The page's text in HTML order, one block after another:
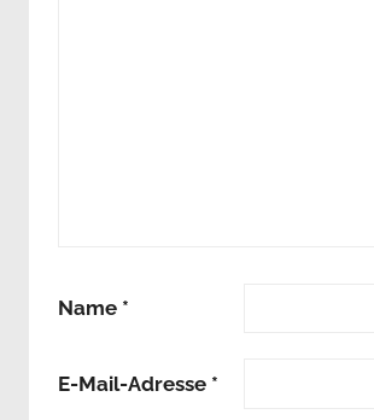
Name *
E-Mail-Adresse *